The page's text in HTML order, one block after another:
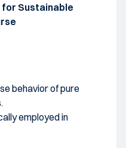
Sustainable
behavior of pure
employed in